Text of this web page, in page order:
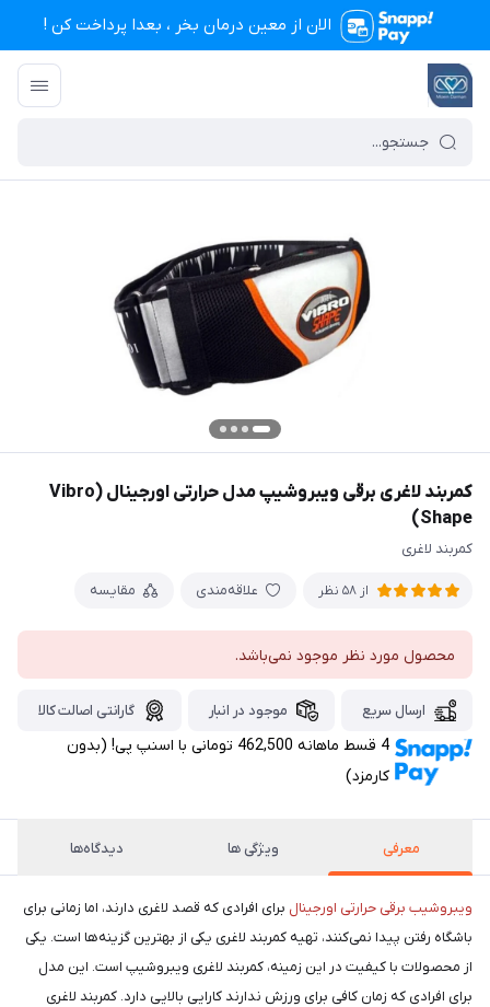
الان از معین درمان بخر ، بعدا پرداخت کن !
تجهیزات پزشکی معین درمان
کمربند لاغری برقی ویبروشیپ مدل حرارتی اورجینال (Vibro
Shape)
کمربند لاغری
از 58 نظر علاقه‌مندی مقایسه
محصول مورد نظر موجود نمی‌باشد.
ارسال سریع موجود در انبار گارانتی اصالت کالا
4 قسط ماهانه 462,500 تومانی با اسنپ ‌پی! (بدون
کارمزد)
معرفی ویژگی ها دیدگاه‌ها
ویبروشیب برقی حرارتی اورجینال برای افرادی که قصد لاغری دارند، اما زمانی برای
باشگاه رفتن پیدا نمی‌کنند، تهیه کمربند لاغری یکی از بهترین گزینه‌ها است. یکی
از محصولات با کیفیت در این زمینه، کمربند لاغری ویبروشیپ است. این مدل
برای افرادی که زمان کافی برای ورزش ندارند کارایی بالایی دارد. کمربند لاغری